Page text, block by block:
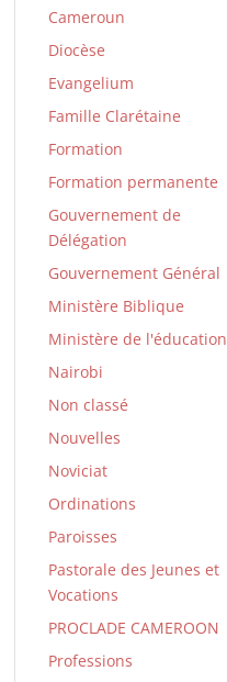
Cameroun
Diocèse
Evangelium
Famille Clarétaine
Formation
Formation permanente
Gouvernement de
Délégation
Gouvernement Général
Ministère Biblique
Ministère de l'éducation
Nairobi
Non classé
Nouvelles
Noviciat
Ordinations
Paroisses
Pastorale des Jeunes et
Vocations
PROCLADE CAMEROON
Professions